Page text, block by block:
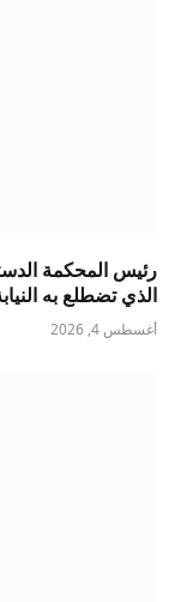
رئيس المحكمة
الذي تضطلع به
أغسطس 4, 2026